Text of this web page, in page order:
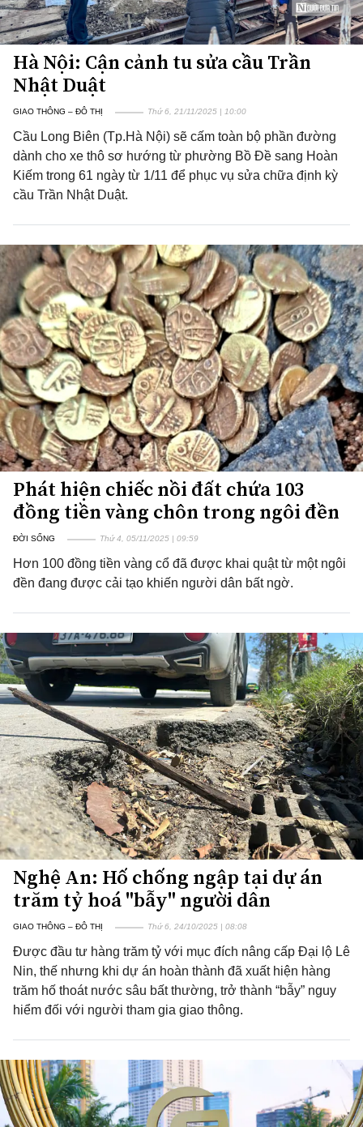
Hà Nội: Cận cảnh tu sửa cầu Trần
Nhật Duật
GIAO THÔNG – ĐÔ THỊ Thứ 6, 21/11/2025 | 10:00
Cầu Long Biên (Tp.Hà Nội) sẽ cấm toàn bộ phần đường
dành cho xe thô sơ hướng từ phường Bồ Đề sang Hoàn
Kiếm trong 61 ngày từ 1/11 để phục vụ sửa chữa định kỳ
cầu Trần Nhật Duật.
Phát hiện chiếc nồi đất chứa 103
đồng tiền vàng chôn trong ngôi đền
ĐỜI SỐNG Thứ 4, 05/11/2025 | 09:59
Hơn 100 đồng tiền vàng cổ đã được khai quật từ một ngôi
đền đang được cải tạo khiến người dân bất ngờ.
Nghệ An: Hố chống ngập tại dự án
trăm tỷ hoá "bẫy" người dân
GIAO THÔNG – ĐÔ THỊ Thứ 6, 24/10/2025 | 08:08
Được đầu tư hàng trăm tỷ với mục đích nâng cấp Đại lộ Lê
Nin, thế nhưng khi dự án hoàn thành đã xuất hiện hàng
trăm hố thoát nước sâu bất thường, trở thành “bẫy” nguy
hiểm đối với người tham gia giao thông.